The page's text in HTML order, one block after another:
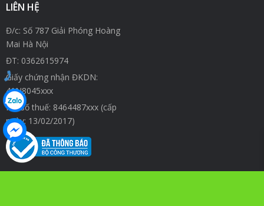
LIÊN HỆ
Đ/c: Số 787 Giải Phóng Hoàng
Mai Hà Nội
ĐT: 0362615974
Giấy chứng nhận ĐKDN:
41N8045xxx
Mã số thuế: 8464487xxx (cấp
ngày: 13/02/2017)